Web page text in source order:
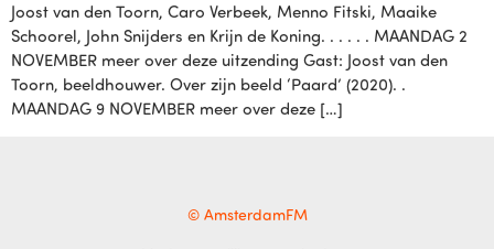
Joost van den Toorn, Caro Verbeek, Menno Fitski, Maaike
Schoorel, John Snijders en Krijn de Koning. . . . . . MAANDAG 2
NOVEMBER meer over deze uitzending Gast: Joost van den
Toorn, beeldhouwer. Over zijn beeld ‘Paard’ (2020). .
MAANDAG 9 NOVEMBER meer over deze […]
© AmsterdamFM